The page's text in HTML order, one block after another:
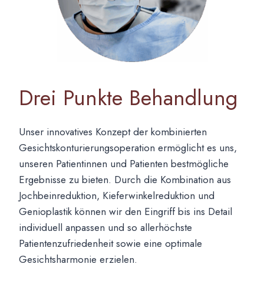
Drei Punkte Behandlung
Unser innovatives Konzept der kombinierten
Gesichtskonturierungsoperation ermöglicht es uns,
unseren Patientinnen und Patienten bestmögliche
Ergebnisse zu bieten. Durch die Kombination aus
Jochbeinreduktion, Kieferwinkelreduktion und
Genioplastik können wir den Eingriff bis ins Detail
individuell anpassen und so allerhöchste
Patientenzufriedenheit sowie eine optimale
Gesichtsharmonie erzielen.